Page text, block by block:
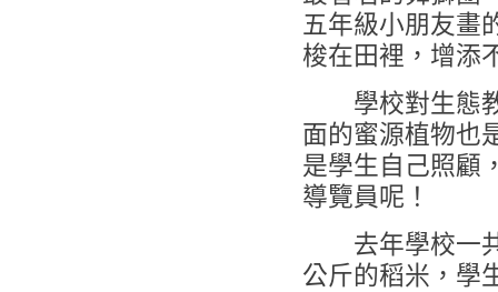
五年級小朋友畫
梭在田裡，增添
學校對生態教
面的蜜源植物也
是學生自己照顧
導覽員呢！
去年學校一
公斤的稻米，學